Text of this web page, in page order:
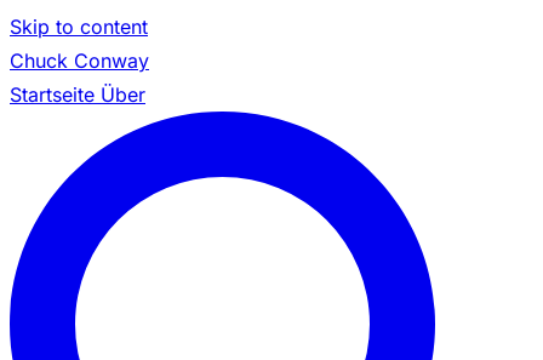
Skip to content
Chuck Conway
Startseite Über